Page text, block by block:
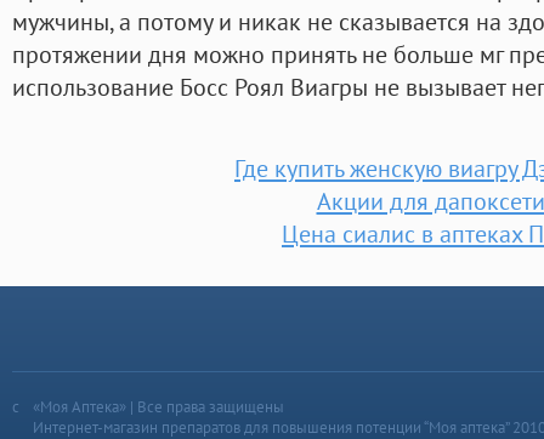
мужчины, а потому и никак не сказывается на
протяжении дня можно принять не больше мг
использование Босс Роял Виагры не вызывает
Где купить женскую виагру
Акции для
Цена сиалис в аптеках
«Моя Аптека» | Все права защищены
Интернет-магазин препаратов для повышения потенции “Моя аптека”